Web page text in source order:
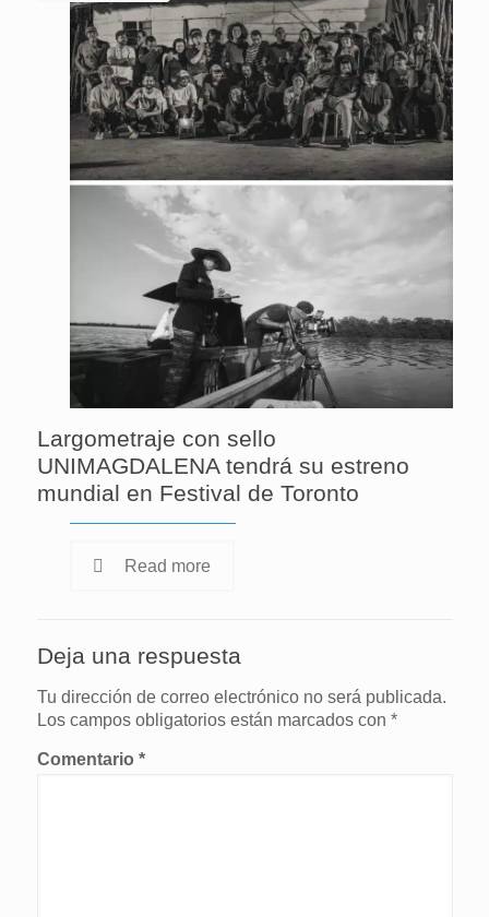
Largometraje con sello
UNIMAGDALENA tendrá su estreno
mundial en Festival de Toronto
Read more
Deja una respuesta
Tu dirección de correo electrónico no será publicada.
Los campos obligatorios están marcados con *
Comentario *